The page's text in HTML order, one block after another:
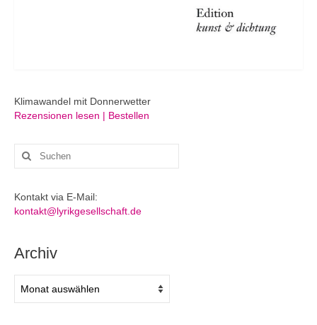
Klimawandel mit Donnerwetter
Rezensionen lesen | Bestellen
Suchen
nach:
Kontakt via E-Mail:
kontakt@lyrikgesellschaft.de
Archiv